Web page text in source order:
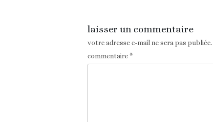
laisser un commentaire
votre adresse e-mail ne sera pas publiée.
commentaire*